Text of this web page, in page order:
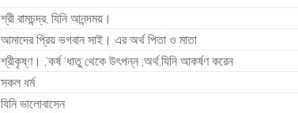
শ্রী রামচন্দ্র, যিনি আনন্দময়।
আমাদের প্রিয় ভগবান সাই। এর অর্থ পিতা ও মাতা
শ্রীকৃষ্ণ। ,’কর্ষ ‘ধাতু থেকে উৎপন্ন ;অর্থ,যিনি আকর্ষণ করেন
সকল ধর্ম
যিনি ভালোবাসেন